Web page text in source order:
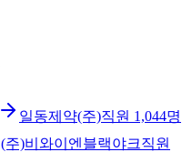
일동제약(주)직원 1,044명
(주)비와이엔블랙야크직원